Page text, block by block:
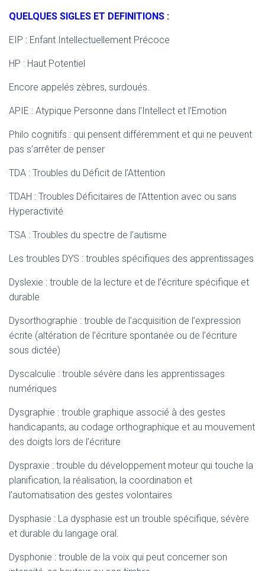
QUELQUES SIGLES ET DEFINITIONS :
EIP : Enfant Intellectuellement Précoce
HP : Haut Potentiel
Encore appelés zèbres, surdoués.
APIE : Atypique Personne dans l’Intellect et l’Emotion
Philo cognitifs : qui pensent différemment et qui ne peuvent
pas s’arrêter de penser
TDA : Troubles du Déficit de l’Attention
TDAH : Troubles Déficitaires de l’Attention avec ou sans
Hyperactivité
TSA : Troubles du spectre de l’autisme
Les troubles DYS : troubles spécifiques des apprentissages
Dyslexie : trouble de la lecture et de l’écriture spécifique et
durable
Dysorthographie : trouble de l’acquisition de l’expression
écrite (altération de l’écriture spontanée ou de l’écriture
sous dictée)
Dyscalculie : trouble sévère dans les apprentissages
numériques
Dysgraphie : trouble graphique associé à des gestes
handicapants, au codage orthographique et au mouvement
des doigts lors de l’écriture
Dyspraxie : trouble du développement moteur qui touche la
planification, la réalisation, la coordination et
l’automatisation des gestes volontaires
Dysphasie : La dysphasie est un trouble spécifique, sévère
et durable du langage oral.
Dysphonie : trouble de la voix qui peut concerner son